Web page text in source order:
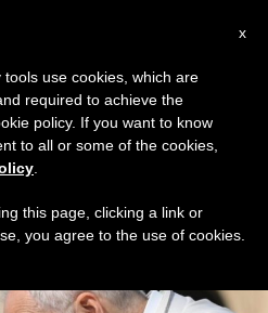
2026
x
use cookies, which are
required to achieve the
policy. If you want to know
to all or some of the cookies,
this page, clicking a link or
you agree to the use of cookies.